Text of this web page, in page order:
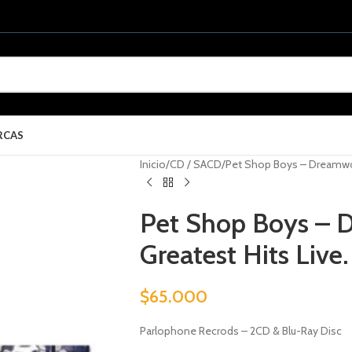
Inicio CD / SACD Pet Shop Boys –
Pet Shop Boys –
Greatest Hits
$65.000
Parlophone Recrods – 2CD & Blu-Ray Disc